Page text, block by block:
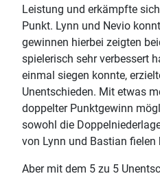
Leistung und erkämpfte
Punkt. Lynn und Nevio
gewinnen hierbei zeigten
spielerisch sehr verbessert
einmal siegen konnte,
Unentschieden. Mit etwas
doppelter Punktgewinn
sowohl die
von Lynn und Bastian fielen
Aber mit dem 5 zu 5